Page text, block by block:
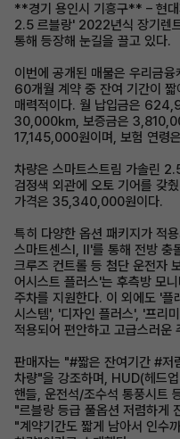
**경기 용인시 기흥구** – 현
2.5 르블랑' 2022년식 장기렌
통해 등장해 눈길을 끌고 있다.
이번에 공개된 매물은 우리금
60개월 계약 중 잔여 기간이 짧
매력적이다. 월 납입금은
30,000km, 보증금은
17,145,000원이며, 보험 연령
차량은 스마트스트림 가솔린
검정색 외관에 오토 기어를 갖
가격은 35,340,000원이다.
특히 다양한 옵션 패키지가 적
스마트센스Ⅰ, Ⅱ'를 통해 전방 충
크루즈 컨트롤 등 첨단 운전자
어시스트 플러스'는 후측방 모
주차를 지원한다. 이 외에도 '
시스템', '디자인 플러스', '프리
적용되어 편안하고 고급스러운
판매자는 "#짧은 잔여기간 #저
차량"을 강조하며, HUD(헤드
핸들, 운전석/조수석 통풍시트
"르블랑 등급 풀옵션 저렴하게
"계약기간도 짧게 남아서 인수